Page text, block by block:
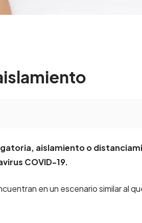
aislamiento o
COVID-19.
en un escenario similar al